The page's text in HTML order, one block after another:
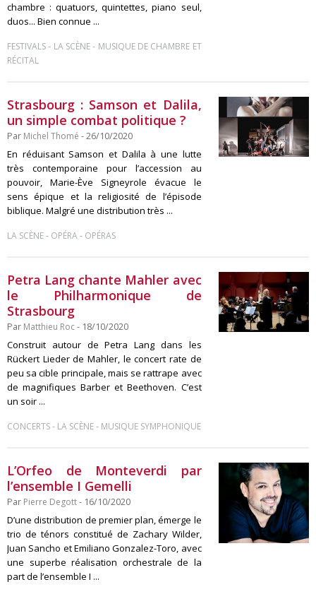
chambre : quatuors, quintettes, piano seul,
duos... Bien connue ...
FESTIVALS- LA SCÈNE- MUSIQUE DE CHAMBRE ET
RÉCITAL
Strasbourg : Samson et Dalila,
un simple combat politique ?
Par Michel Thomé - 26/10/2020
En réduisant Samson et Dalila à une lutte
très contemporaine pour l’accession au
pouvoir, Marie-Ève Signeyrole évacue le
sens épique et la religiosité de l’épisode
biblique. Malgré une distribution très ...
LA SCÈNE- OPÉRA- OPÉRAS
Petra Lang chante Mahler avec
le Philharmonique de
Strasbourg
Par Matthieu Roc- 18/10/2020
Construit autour de Petra Lang dans les
Rückert Lieder de Mahler, le concert rate de
peu sa cible principale, mais se rattrape avec
de magnifiques Barber et Beethoven. C’est
un soir ...
CONCERTS- LA SCÈNE- MUSIQUE SYMPHONIQUE
L’Orfeo de Monteverdi par
l’ensemble I Gemelli
Par Pierre Degott- 16/10/2020
D’une distribution de premier plan, émerge le
trio de ténors constitué de Zachary Wilder,
Juan Sancho et Emiliano Gonzalez-Toro, avec
une superbe réalisation orchestrale de la
part de l’ensemble I ...